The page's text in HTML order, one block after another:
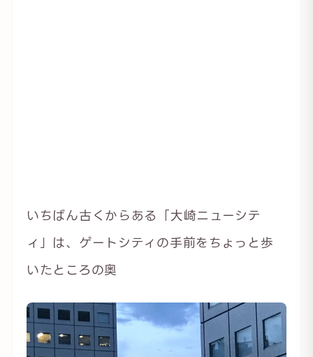
いちばん古くからある「大崎ニューシテ
ィ」は、ゲートシティの手前をちょっと歩
いたところの奥